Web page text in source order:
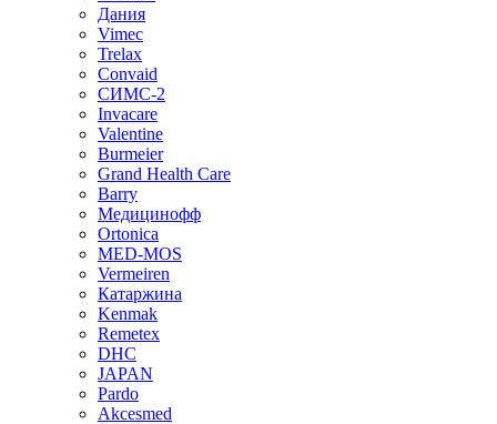
Дания
Vimec
Trelax
Convaid
СИМС-2
Invacare
Valentine
Burmeier
Grand Health Care
Barry
Медицинофф
Ortonica
MED-MOS
Vermeiren
Катаржина
Kenmak
Remetex
DHC
JAPAN
Pardo
Akcesmed